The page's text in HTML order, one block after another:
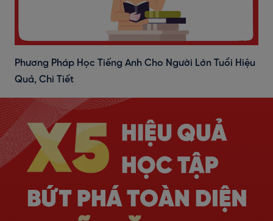
Phương Pháp Học Tiếng Anh Cho Người Lớn Tuổi Hiệu
Quả, Chi Tiết